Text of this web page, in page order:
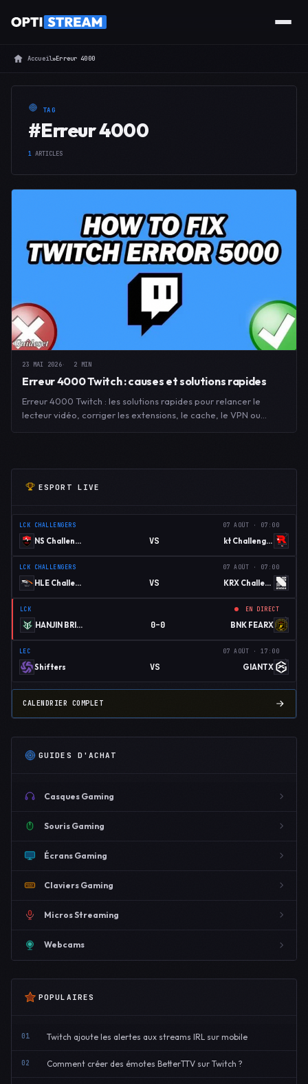
Accueil»Erreur 4000
TAG
#Erreur 4000
1 ARTICLES
23 MAI 2026 2 MIN
Erreur 4000 Twitch : causes et solutions rapides
Erreur 4000 Twitch : les solutions rapides pour relancer le
lecteur vidéo, corriger les extensions, le cache, le VPN ou…
ESPORT LIVE
LCK CHALLENGERS 07 AOÛT · 07:00
NS Challengers VS kt Challengers
LCK CHALLENGERS 07 AOÛT · 07:00
HLE Challengers VS KRX Challengers
LCK EN DIRECT
HANJIN BRION 0–0 BNK FEARX
LEC 07 AOÛT · 17:00
Shifters VS GIANTX
CALENDRIER COMPLET
GUIDES D'ACHAT
Casques Gaming
Souris Gaming
Écrans Gaming
Claviers Gaming
Micros Streaming
Webcams
POPULAIRES
01 Twitch ajoute les alertes aux streams IRL sur mobile
02 Comment créer des émotes BetterTTV sur Twitch ?